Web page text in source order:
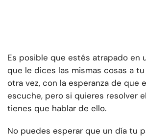
Es posible que estés atrapado en
que le dices las mismas cosas a
otra vez, con la esperanza de que
escuche, pero si quieres resolver
tienes que hablar de ello.
No puedes esperar que un día tu